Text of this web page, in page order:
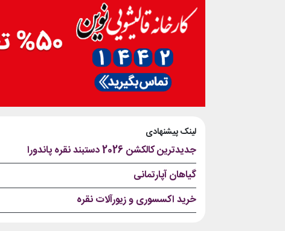
لینک پیشنهادی
جدیدترین کالکشن 2026 دستبند نقره پاندورا
گیاهان آپارتمانی
خرید اکسسوری و زیورآلات نقره